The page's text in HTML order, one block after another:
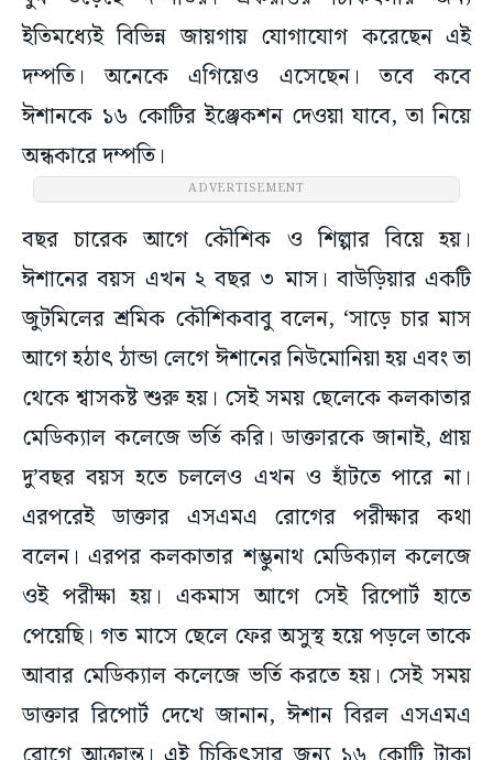
ইতিমধ্যেই বিভিন্ন জায়গায় যোগাযোগ করেছেন এই
দম্পতি। অনেকে এগিয়েও এসেছেন। তবে কবে
ঈশানকে ১৬ কোটির ইঞ্জেকশন দেওয়া যাবে, তা নিয়ে
অন্ধকারে দম্পতি।
ADVERTISEMENT
বছর চারেক আগে কৌশিক ও শিল্পার বিয়ে হয়।
ঈশানের বয়স এখন ২ বছর ৩ মাস। বাউড়িয়ার একটি
জুটমিলের শ্রমিক কৌশিকবাবু বলেন, ‘সাড়ে চার মাস
আগে হঠাৎ ঠান্ডা লেগে ঈশানের নিউমোনিয়া হয় এবং তা
থেকে শ্বাসকষ্ট শুরু হয়। সেই সময় ছেলেকে কলকাতার
মেডিক্যাল কলেজে ভর্তি করি। ডাক্তারকে জানাই, প্রায়
দু’বছর বয়স হতে চললেও এখন ও হাঁটতে পারে না।
এরপরেই ডাক্তার এসএমএ রোগের পরীক্ষার কথা
বলেন। এরপর কলকাতার শম্ভুনাথ মেডিক্যাল কলেজে
ওই পরীক্ষা হয়। একমাস আগে সেই রিপোর্ট হাতে
পেয়েছি। গত মাসে ছেলে ফের অসুস্থ হয়ে পড়লে তাকে
আবার মেডিক্যাল কলেজে ভর্তি করতে হয়। সেই সময়
ডাক্তার রিপোর্ট দেখে জানান, ঈশান বিরল এসএমএ